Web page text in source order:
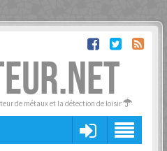
de métaux et la détection de loisir